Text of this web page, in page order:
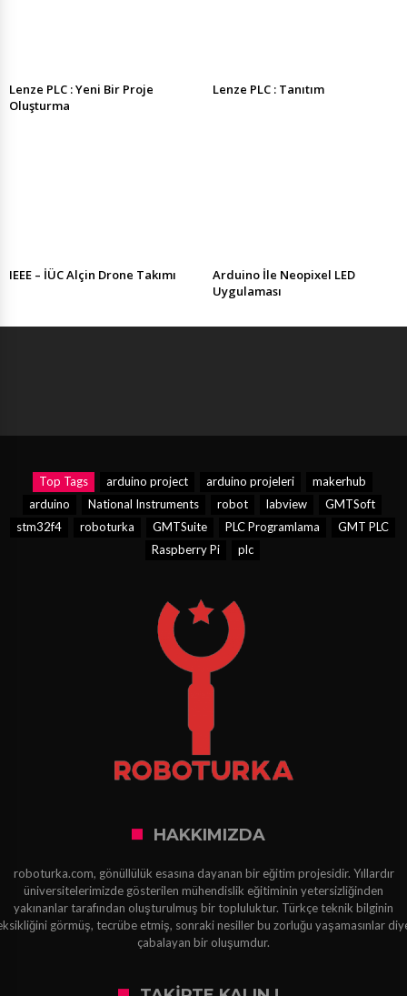
Lenze PLC : Yeni Bir Proje
Oluşturma
Lenze PLC : Tanıtım
IEEE – İÜC Alçin Drone Takımı
Arduino İle Neopixel LED
Uygulaması
Top Tags arduino project arduino projeleri
makerhub
arduino
National Instruments robot labview
GMTSoft
stm32f4
roboturka GMTSuite PLC Programlama
GMT PLC
Raspberry Pi
plc
HAKKIMIZDA
roboturka.com, gönüllülük esasına dayanan bir eğitim projesidir. Yıllardır
üniversitelerimizde gösterilen mühendislik eğitiminin yetersizliğinden
yakınanlar tarafından oluşturulmuş bir topluluktur. Türkçe teknik bilginin
görmüş, tecrübe etmiş, sonraki nesiller bu zorluğu yaşamasınlar
çabalayan bir oluşumdur.